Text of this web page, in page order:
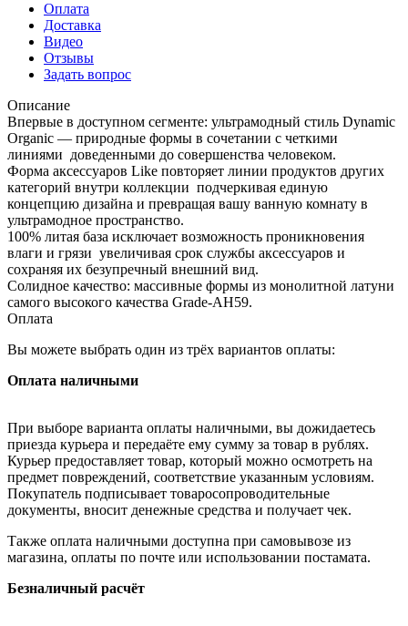
Оплата
Доставка
Видео
Отзывы
Задать вопрос
Описание
Впервые в доступном сегменте: ультрамодный стиль Dynamic
Organic — природные формы в сочетании с четкими
линиями доведенными до совершенства человеком.
Форма аксессуаров Like повторяет линии продуктов других
категорий внутри коллекции подчеркивая единую
концепцию дизайна и превращая вашу ванную комнату в
ультрамодное пространство.
100% литая база исключает возможность проникновения
влаги и грязи увеличивая срок службы аксессуаров и
сохраняя их безупречный внешний вид.
Солидное качество: массивные формы из монолитной латуни
самого высокого качества Grade-AH59.
Оплата
Вы можете выбрать один из трёх вариантов оплаты:
Оплата наличными
При выборе варианта оплаты наличными, вы дожидаетесь
приезда курьера и передаёте ему сумму за товар в рублях.
Курьер предоставляет товар, который можно осмотреть на
предмет повреждений, соответствие указанным условиям.
Покупатель подписывает товаросопроводительные
документы, вносит денежные средства и получает чек.
Также оплата наличными доступна при самовывозе из
магазина, оплаты по почте или использовании постамата.
Безналичный расчёт